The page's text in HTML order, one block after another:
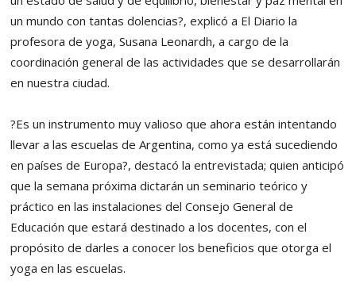
un mundo con tantas dolencias?, explicó a El Diario la
profesora de yoga, Susana Leonardh, a cargo de la
coordinación general de las actividades que se desarrollarán
en nuestra ciudad.
?Es un instrumento muy valioso que ahora están intentando
llevar a las escuelas de Argentina, como ya está sucediendo
en países de Europa?, destacó la entrevistada; quien anticipó
que la semana próxima dictarán un seminario teórico y
práctico en las instalaciones del Consejo General de
Educación que estará destinado a los docentes, con el
propósito de darles a conocer los beneficios que otorga el
yoga en las escuelas.